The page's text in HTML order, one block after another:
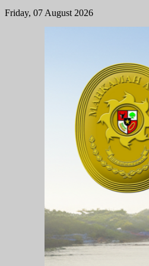
Friday, 07 August 2026